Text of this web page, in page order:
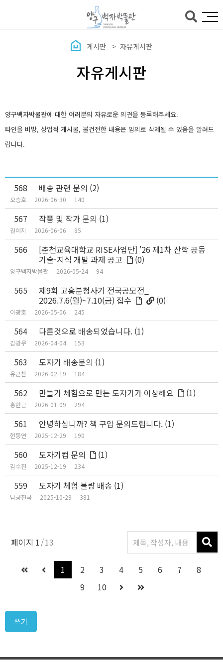
게시판 자유게시판
자유게시판
양구백자박물관에 대한 여러분의 자유로운 의견을 등록해주세요.
타인을 비방, 상업적 게시물, 불건전한 내용은 임의로 삭제될 수 있음을 알려드
립니다.
568 배송 관련 문의 (2)
오승호 2026-06-30 140
567 작품 및 작가 문의 (1)
권예지 2026-06-06 85
566
[춘천교육대학교 RISE사업단] '26 제1차 산학 공동
기술-지식 개발 과제 공고
(0)
양구백자박물관 2026-05-24 94
565
제9회 고흥분청사기 전국공모전_
2026.7.6(월)~7.10(금) 접수
(0)
이광호 2026-05-06 245
564 다른것으로 배송되었습니다. (1)
김광우 2026-04-04 153
563 도자기 배송문의 (1)
유근찬 2026-02-19 184
562 만들기 체험으로 만든 도자기가 이상해요 (1)
홍현근 2026-01-09 294
561 안녕하십니까? 책 구입 문의드립니다. (1)
현동연 2025-12-29 190
560 도자기컵 문의 (1)
김수진 2025-12-19 234
559 도자기 체험 불량 배송 (1)
남궁진국 2025-10-29 381
페이지 1 13
1 2 3 4 5 6 7
8
9
10
쓰기